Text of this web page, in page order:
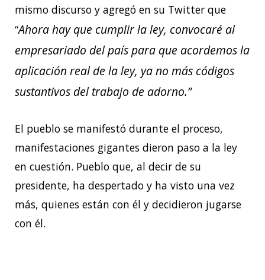
mismo discurso y agregó en su Twitter que
“Ahora hay que cumplir la ley, convocaré al
empresariado del país para que acordemos la
aplicación real de la ley, ya no más códigos
sustantivos del trabajo de adorno.”
El pueblo se manifestó durante el proceso,
manifestaciones gigantes dieron paso a la ley
en cuestión. Pueblo que, al decir de su
presidente, ha despertado y ha visto una vez
más, quienes están con él y decidieron jugarse
con él.